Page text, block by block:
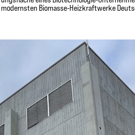
Biomasse-Heizkraftwerke